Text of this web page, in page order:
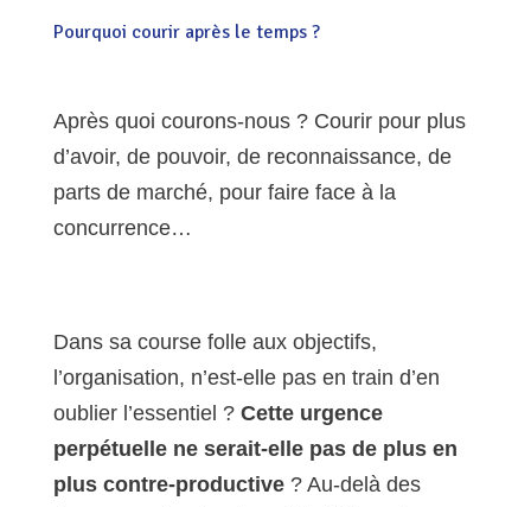
Pourquoi courir après le temps ?
Après quoi courons-nous ? Courir pour plus
d’avoir, de pouvoir, de reconnaissance, de
parts de marché, pour faire face à la
concurrence…
Dans sa course folle aux objectifs,
l’organisation, n’est-elle pas en train d’en
oublier l’essentiel ? Cette urgence
perpétuelle ne serait-elle pas de plus en
plus contre-productive? Au-delà des